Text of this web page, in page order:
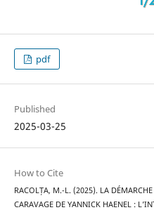
pdf
Published
2025-03-25
How to Cite
RACOLȚA, M.-L. (2025). LA
CARAVAGE DE YANNICK HAENEL :